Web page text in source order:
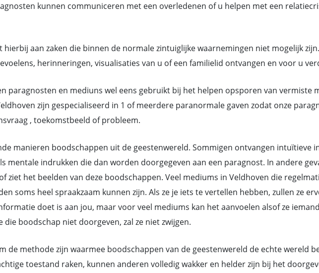
kunnen communiceren met een overledenen of u helpen met een
aan zaken die binnen de normale zintuiglijke waarnemingen niet mogelijk
herinneringen, visualisaties van u of een familielid ontvangen en voor u
paragnosten en mediuns wel eens gebruikt bij het helpen opsporen van vermiste
zijn gespecialiseerd in 1 of meerdere paranormale gaven zodat onze
, toekomstbeeld of probleem.
manieren boodschappen uit de geestenwereld. Sommigen ontvangen intuïtieve
mentale indrukken die dan worden doorgegeven aan een paragnost. In andere
ziet het beelden van deze boodschappen. Veel mediums in Veldhoven die
soms heel spraakzaam kunnen zijn. Als ze je iets te vertellen hebben, zullen ze
doet is aan jou, maar voor veel mediums kan het aanvoelen alsof ze
die boodschap niet doorgeven, zal ze niet zwijgen.
de methode zijn waarmee boodschappen van de geestenwereld de echte wereld
toestand raken, kunnen anderen volledig wakker en helder zijn bij het